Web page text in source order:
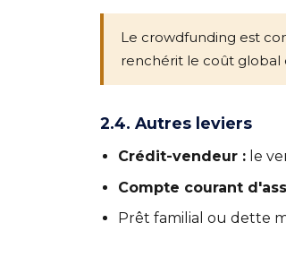
Le crowdfunding est
renchérit le coût global
2.4. Autres leviers
Crédit-vendeur : le
Compte courant
Prêt familial ou dette